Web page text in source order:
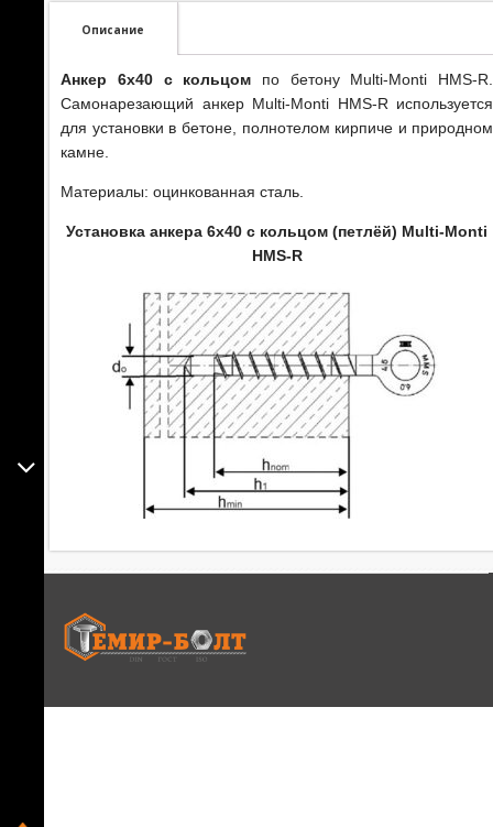
Описание
Анкер 6х40 с кольцом по бетону Multi-Monti HMS-R.
Самонарезающий анкер Multi-Monti HMS-R используется
для установки в бетоне, полнотелом кирпиче и природном
камне.
Материалы: оцинкованная сталь.
Установка анкера 6х40 с кольцом (петлёй) Multi-Monti
HMS-R